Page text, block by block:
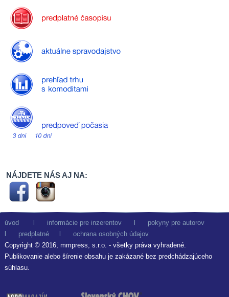
NÁJDETE NÁS AJ NA:
úvod informácie pre inzerentov
pokyny pre autorov
predplatné
ochrana osobných údajov
Copyright © 2016, mmpress, s.r.o. - všetky práva vyhradené.
Publikovanie alebo šírenie obsahu je zakázané bez predchádzajúceho
súhlasu.